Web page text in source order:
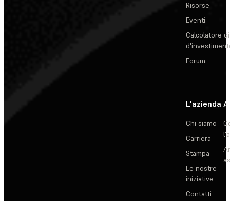
Risorse
Eventi
Calcolatore
Forum
L'azienda
Chi siamo
Carriera
Stampa
Le nostre
iniziative
Contatti